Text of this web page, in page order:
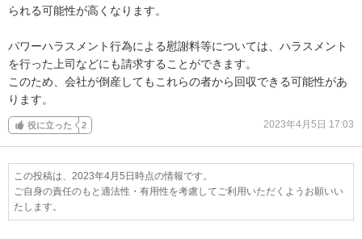
られる可能性が高くなります。
パワーハラスメント行為による慰謝料等については、ハラスメント
を行った上司などにも請求することができます。
このため、会社が倒産してもこれらの者から回収できる可能性があ
ります。
役に立った 2 2023年4月5日 17:03
この投稿は、2023年4月5日時点の情報です。
ご自身の責任のもと適法性・有用性を考慮してご利用いただくようお願いい
たします。